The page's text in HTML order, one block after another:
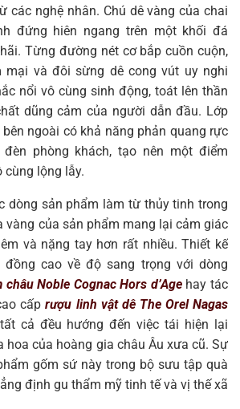
các nghệ nhân. Chú dê vàng của chai
đứng hiên ngang trên một khối đá
Từng đường nét cơ bắp cuồn cuộn,
mại và đôi sừng dê cong vút uy nghi
nổi vô cùng sinh động, toát lên thần
dũng cảm của người dẫn đầu. Lớp
ngoài có khả năng phản quang rực
phòng khách, tạo nên một điểm
cùng lộng lẫy.
dòng sản phẩm làm từ thủy tinh trong
vàng của sản phẩm mang lại cảm giác
và nặng tay hơn rất nhiều. Thiết kế
cao về độ sang trọng với dòng
Noble Cognac Hors d’Agehay tác
cấprượu linh vật dê The Orel Nagas
cả đều hướng đến việc tái hiện lại
hoa của hoàng gia châu Âu xưa cũ. Sự
gốm sứ này trong bộ sưu tập quà
định gu thẩm mỹ tinh tế và vị thế xã